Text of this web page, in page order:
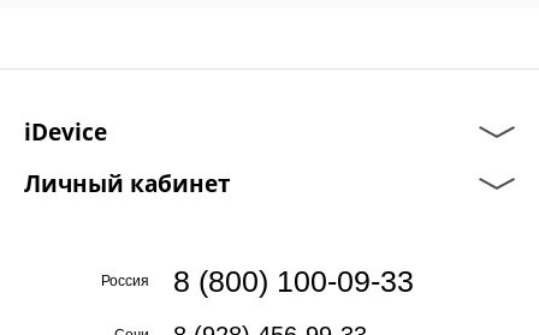
iDevice
Личный кабинет
Россия 8 (800) 100-09-33